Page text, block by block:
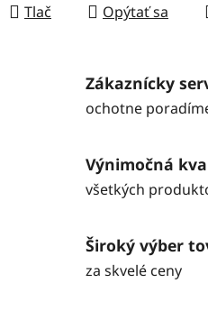
Tlač Opýtať sa
Zákaznícky
ochotne
Výnimočná
všetkých
Široký výber
za skvelé ceny